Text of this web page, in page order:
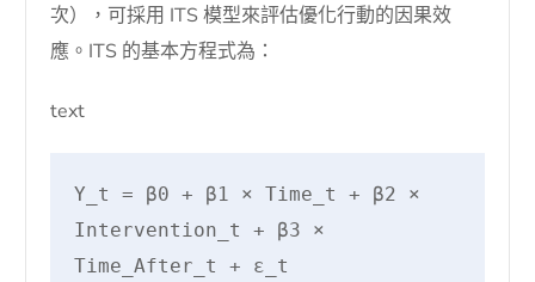
次），可採用 ITS 模型來評估優化行動的因果效
應。ITS 的基本方程式為：
text
Y_t = β0 + β1 × Time_t + β2 ×
Intervention_t + β3 ×
Time_After_t + ε_t